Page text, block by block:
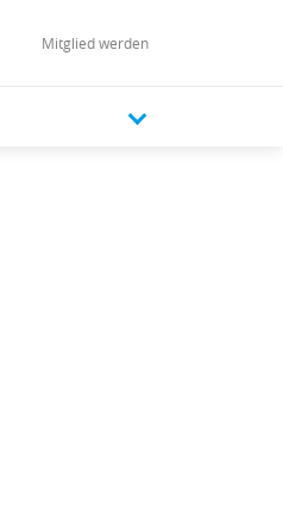
Mitglied werden